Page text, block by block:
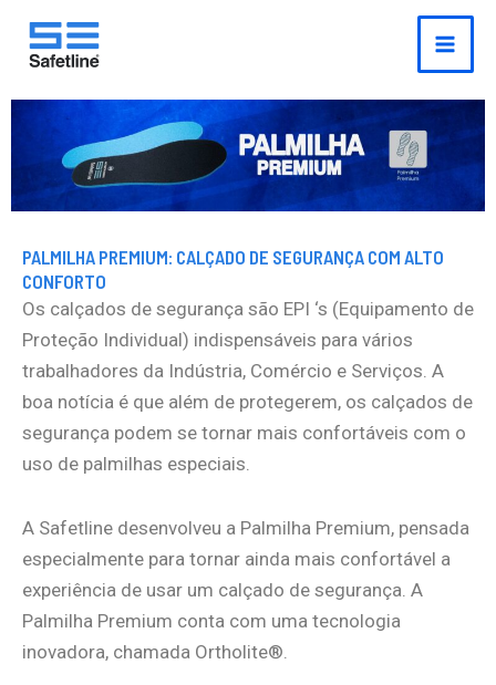
conteúdo
para
conteúdo
PALMILHA PREMIUM: CALÇADO DE SEGURANÇA COM ALTO
CONFORTO
Os calçados de segurança são EPI ‘s (Equipamento de
Proteção Individual) indispensáveis para vários
trabalhadores da Indústria, Comércio e Serviços. A
boa notícia é que além de protegerem, os calçados de
segurança podem se tornar mais confortáveis com o
uso de palmilhas especiais.
A Safetline desenvolveu a Palmilha Premium, pensada
especialmente para tornar ainda mais confortável a
experiência de usar um calçado de segurança. A
Palmilha Premium conta com uma tecnologia
inovadora, chamada Ortholite®.